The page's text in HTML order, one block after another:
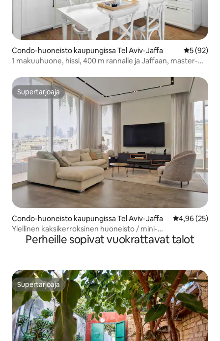
Condo-huoneisto kaupungissa Tel Aviv-Jaffa
5 (92)
1 makuuhuone, hissi, 400 m rannalle ja Jaffaan, master-
Supertarjoaja
Supertarjoaja
Condo-huoneisto kaupungissa Tel Aviv-Jaffa
4,96 (25)
Ylellinen kaksikerroksinen huoneisto / mini-
kattohuoneisto, 3 makuuhuonetta, Mamad ja pysäköinti
Perheille sopivat vuokrattavat talot
Supertarjoaja
Supertarjoaja